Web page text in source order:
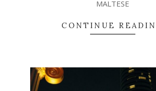
MALTESE
CONTINUE